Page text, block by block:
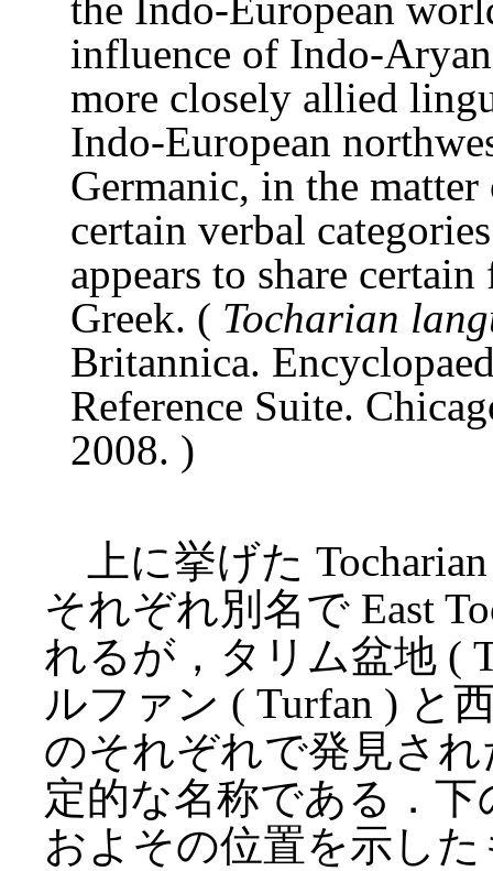
the Indo-European
influence of Indo-
more closely allied
Indo-European
Germanic, in the
certain verbal
appears to share
Greek. ( Tocharian
Britannica.
Reference Suite.
2008. )
上に挙げた
それぞれ別名で East
れるが，タリム盆地 (
ルファン ( Turfan ) と
のそれぞれで発見さ
定的な名称である．下
およその位置を示し